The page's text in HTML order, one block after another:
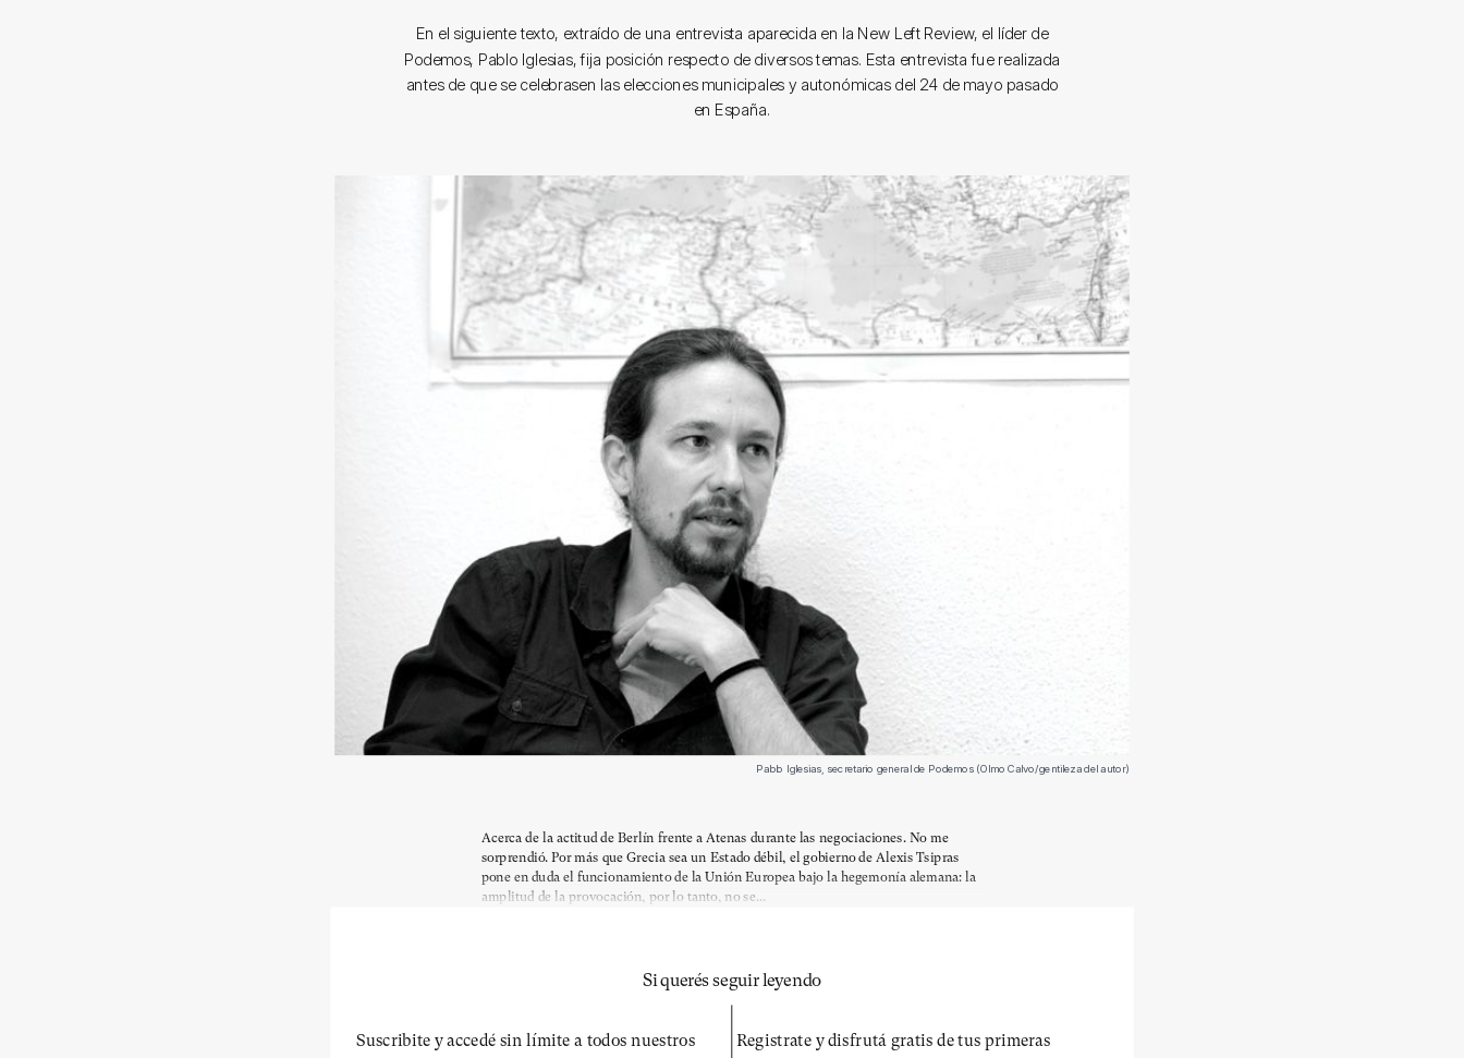
En el siguiente texto, extraído de una entrevista aparecida en la New Left Review, el líder de
Podemos, Pablo Iglesias, fija posición respecto de diversos temas. Esta entrevista fue realizada
antes de que se celebrasen las elecciones municipales y autonómicas del 24 de mayo pasado
en España.
Pablo Iglesias, secretario general de Podemos (Olmo Calvo/gentileza del autor)
Acerca de la actitud de Berlín frente a Atenas durante las negociaciones. No me
sorprendió. Por más que Grecia sea un Estado débil, el gobierno de Alexis Tsipras
pone en duda el funcionamiento de la Unión Europea bajo la hegemonía alemana: la
amplitud de la provocación, por lo tanto, no se...
Si querés seguir leyendo
Suscribite y accedé sin límite a todos nuestros
Registrate y disfrutá gratis de tus primeras